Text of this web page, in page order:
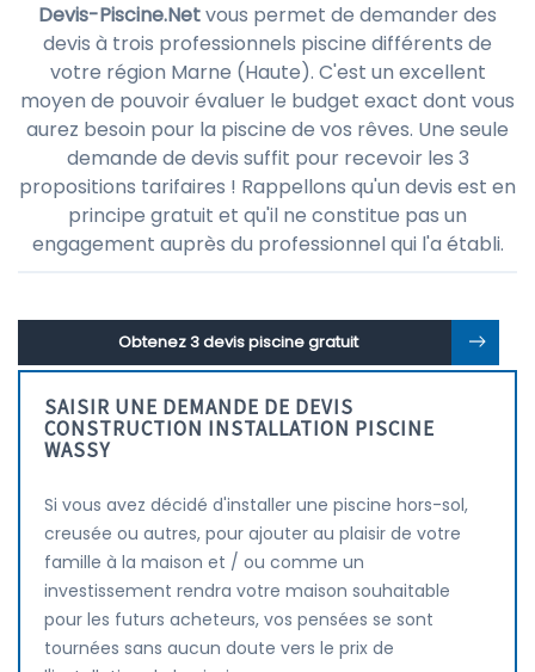
Devis-Piscine.Netvous permet de demander des
devis à trois professionnels piscine différents de
votre région Marne (Haute). C'est un excellent
moyen de pouvoir évaluer le budget exact dont vous
aurez besoin pour la piscine de vos rêves. Une seule
demande de devis suffit pour recevoir les 3
propositions tarifaires ! Rappellons qu'un devis est en
principe gratuit et qu'il ne constitue pas un
engagement auprès du professionnel qui l'a établi.
Obtenez 3 devis piscine gratuit
SAISIR UNE DEMANDE DE DEVIS
CONSTRUCTION INSTALLATION PISCINE
WASSY
Si vous avez décidé d'installer une piscine hors-sol,
creusée ou autres, pour ajouter au plaisir de votre
famille à la maison et / ou comme un
investissement rendra votre maison souhaitable
pour les futurs acheteurs, vos pensées se sont
tournées sans aucun doute vers le prix de